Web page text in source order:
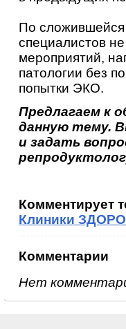
По сложившейся
специалистов
мероприятий,
патологии без
попытки ЭКО.
Предлагаем к
данную тему.
и задать
Комментирует
Клиники
Комментарии
Нет